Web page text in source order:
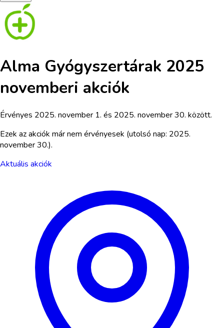
Alma Gyógyszertárak 2025
novemberi akciók
Érvényes 2025. november 1. és 2025. november 30. között.
Ezek az akciók már nem érvényesek (utolsó nap: 2025.
november 30.).
Aktuális akciók